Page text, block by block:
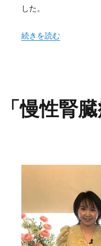
した。
“3月28日「慢性腎臓
続きを読む
慢性腎